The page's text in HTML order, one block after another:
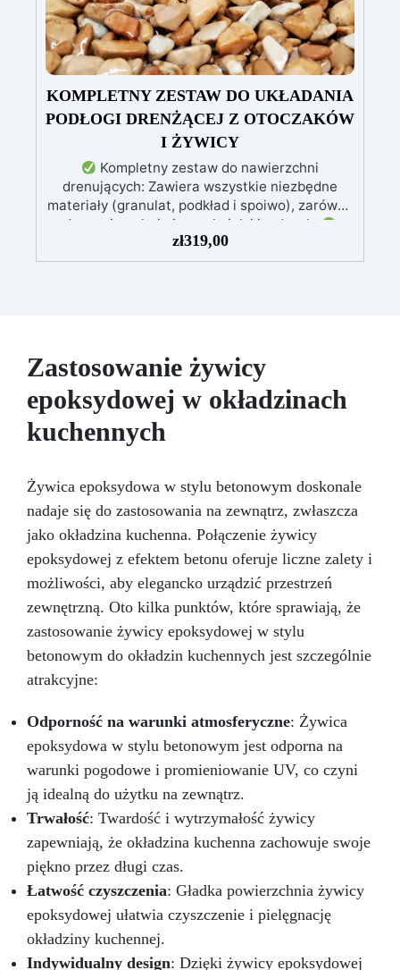
KOMPLETNY ZESTAW DO UKŁADANIA
PODŁOGI DRENŻĄCEJ Z OTOCZAKÓW
I ŻYWICY
Kompletny zestaw do nawierzchni
drenujących: Zawiera wszystkie niezbędne
materiały (granulat, podkład i spoiwo), zarówno
do powierzchni pieszych, jak i jezdnych.
Łatwy w aplikacji: Szczegółowe instrukcje
zapewniają doskonałe rezultaty, nawet bez
naprawczych, w zaledwie 24 godziny.
Wszechstronny i personalizowany: Nadaje się
do betonu, cementu, starych nawierzchni i
ziemi utwardzonej (po wcześniejszej
konsultacji).
czasu: Nowoczesne żywice gwarantują
przez wiele lat.
zł319,00
Zastosowanie żywicy
epoksydowej w okładzinach
kuchennych
Żywica epoksydowa w stylu betonowym doskonale
nadaje się do zastosowania na zewnątrz, zwłaszcza
jako okładzina kuchenna. Połączenie żywicy
epoksydowej z efektem betonu oferuje liczne zalety i
możliwości, aby elegancko urządzić przestrzeń
zewnętrzną. Oto kilka punktów, które sprawiają, że
zastosowanie żywicy epoksydowej w stylu
betonowym do okładzin kuchennych jest szczególnie
atrakcyjne:
Odporność na warunki atmosferyczne: Żywica
epoksydowa w stylu betonowym jest odporna na
warunki pogodowe i promieniowanie UV, co czyni
ją idealną do użytku na zewnątrz.
Trwałość: Twardość i wytrzymałość żywicy
zapewniają, że okładzina kuchenna zachowuje swoje
piękno przez długi czas.
Łatwość czyszczenia: Gładka powierzchnia żywicy
epoksydowej ułatwia czyszczenie i pielęgnację
okładziny kuchennej.
Indywidualny design: Dzięki żywicy epoksydowej